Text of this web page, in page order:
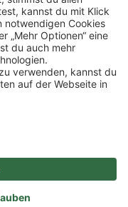
sehen.
Einstellungen